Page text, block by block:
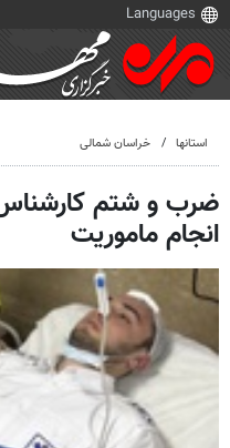
استانها خراسان شمالی
ضرب و شتم
انجام ماموریت